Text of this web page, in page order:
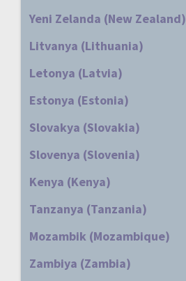
Yeni Zelanda (New Zealand)
Litvanya (Lithuania)
Letonya (Latvia)
Estonya (Estonia)
Slovakya (Slovakia)
Slovenya (Slovenia)
Kenya (Kenya)
Tanzanya (Tanzania)
Mozambik (Mozambique)
Zambiya (Zambia)